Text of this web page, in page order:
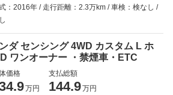
：2016年
走行距離：2.3万km
車検：検なし
ダ センシング 4WD カスタム L ホ
ワンオーナー ・禁煙車・ETC
価格
万円
支払総額
144.9万円